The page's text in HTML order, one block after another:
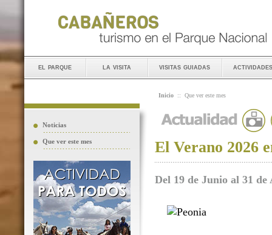
el parque la visita visitas guiadas actividades
Noticias
Que ver este mes
Inicio :: Que ver este mes
El Verano 2026
Del 19 de Junio al 31 de